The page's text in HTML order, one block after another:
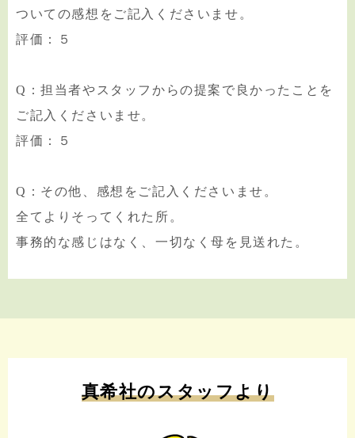
ついての感想をご記入くださいませ。
評価：５
Q：担当者やスタッフからの提案で良かったことを
ご記入くださいませ。
評価：５
Q：その他、感想をご記入くださいませ。
全てよりそってくれた所。
事務的な感じはなく、一切なく母を見送れた。
真希社のスタッフより